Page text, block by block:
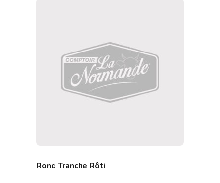
Rond Tranche Rôti